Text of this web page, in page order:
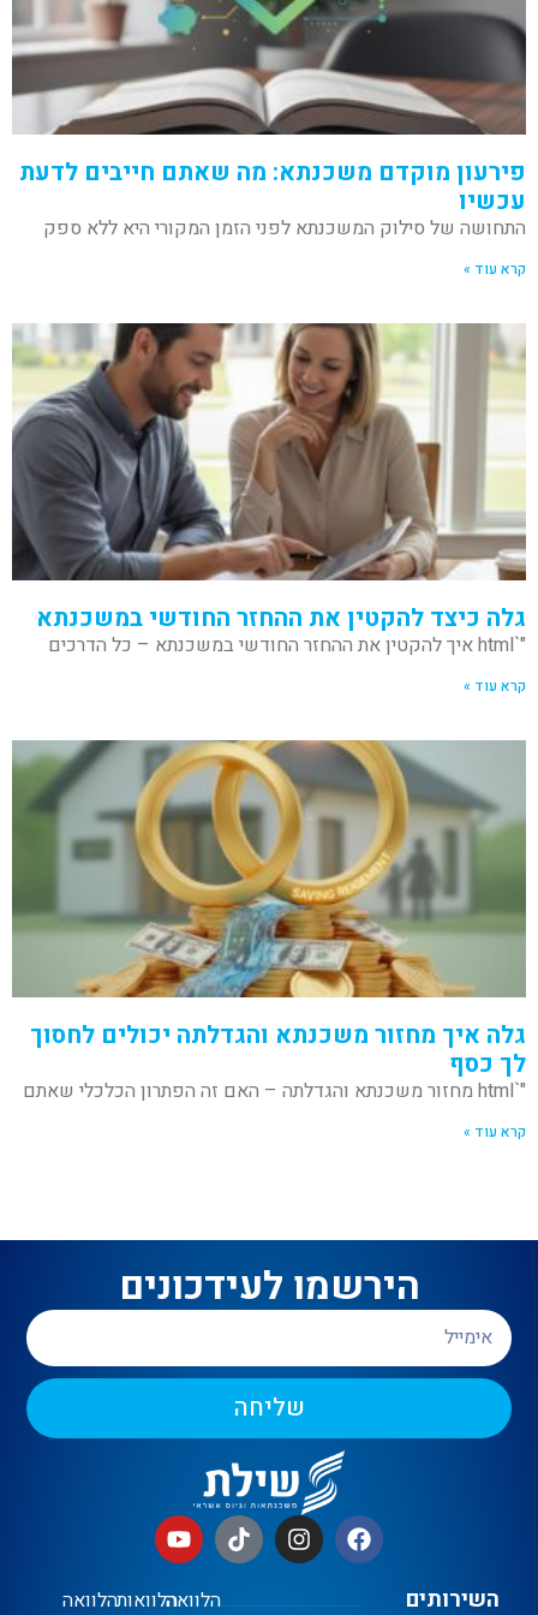
פירעון מוקדם משכנתא: מה שאתם חייבים לדעת
עכשיו
התחושה של סילוק המשכנתא לפני הזמן המקורי היא ללא ספק
קרא עוד »
גלה כיצד להקטין את ההחזר החודשי במשכנתא
"`html איך להקטין את ההחזר החודשי במשכנתא – כל הדרכים
קרא עוד »
גלה איך מחזור משכנתא והגדלתה יכולים לחסוך
לך כסף
"`html מחזור משכנתא והגדלתה – האם זה הפתרון הכלכלי שאתם
קרא עוד »
הירשמו לעידכונים
שליחה
השירותים הלוואההלוואותהלוואה